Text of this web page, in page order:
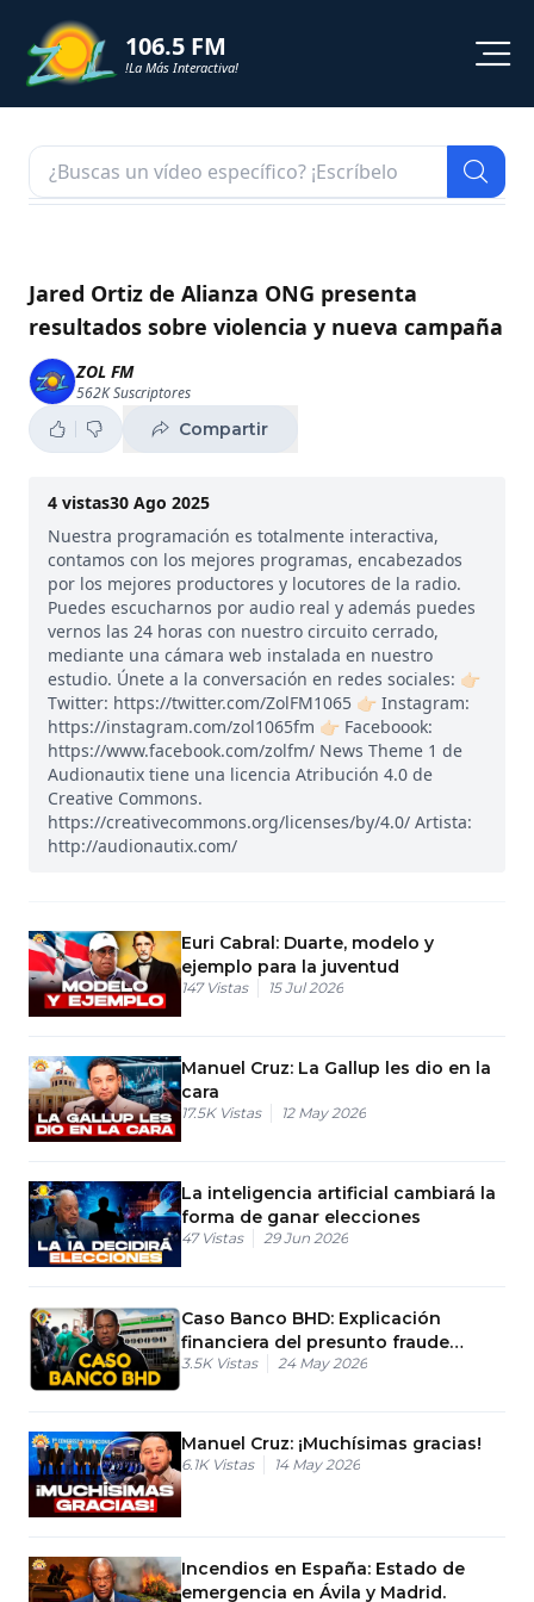
106.5 FM
!La Más Interactiva!
NOTICIAS
SHORTS
PODCAST
ZOL TV
Jared Ortiz de Alianza ONG presenta
resultados sobre violencia y nueva campaña
ZOL FM
562KSuscriptores
Compartir
4 vistas30 Ago 2025
Nuestra programación es totalmente interactiva,
contamos con los mejores programas, encabezados
por los mejores productores y locutores de la radio.
Puedes escucharnos por audio real y además puedes
vernos las 24 horas con nuestro circuito cerrado,
mediante una cámara web instalada en nuestro
estudio. Únete a la conversación en redes sociales: 👉🏻
Twitter: https://twitter.com/ZolFM1065 👉🏻 Instagram:
https://instagram.com/zol1065fm 👉🏻 Faceboook:
https://www.facebook.com/zolfm/ News Theme 1 de
Audionautix tiene una licencia Atribución 4.0 de
Creative Commons.
https://creativecommons.org/licenses/by/4.0/ Artista:
http://audionautix.com/
Euri Cabral: Duarte, modelo y
ejemplo para la juventud
147 Vistas 15 Jul 2026
Manuel Cruz: La Gallup les dio en la
cara
17.5K Vistas 12 May 2026
La inteligencia artificial cambiará la
forma de ganar elecciones
47 Vistas 29 Jun 2026
Caso Banco BHD: Explicación
financiera del presunto fraude
interno
3.5K Vistas 24 May 2026
Manuel Cruz: ¡Muchísimas gracias!
6.1K Vistas 14 May 2026
Incendios en España: Estado de
emergencia en Ávila y Madrid.